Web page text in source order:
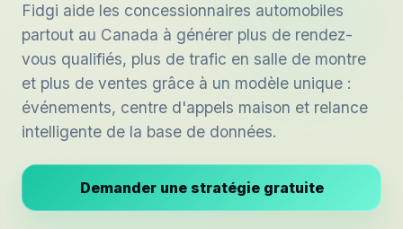
Fidgi aide les concessionnaires automobiles
partout au Canada à générer plus de rendez-
vous qualifiés, plus de trafic en salle de montre
et plus de ventes grâce à un modèle unique :
événements, centre d'appels maison et relance
intelligente de la base de données.
Demander une stratégie gratuite